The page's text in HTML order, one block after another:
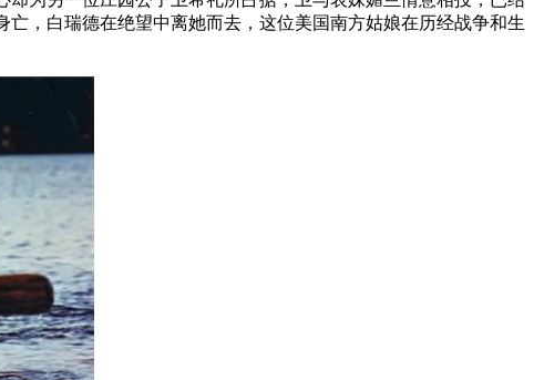
，白瑞德在绝望中离她而去，这位美国南方姑娘在历经战争和生